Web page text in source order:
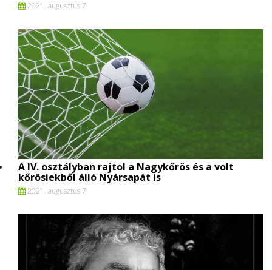
2021. augusztus 7.
A IV. osztályban rajtol a Nagykőrös és a volt
kőrösiekből álló Nyársapát is
2021. augusztus 7.